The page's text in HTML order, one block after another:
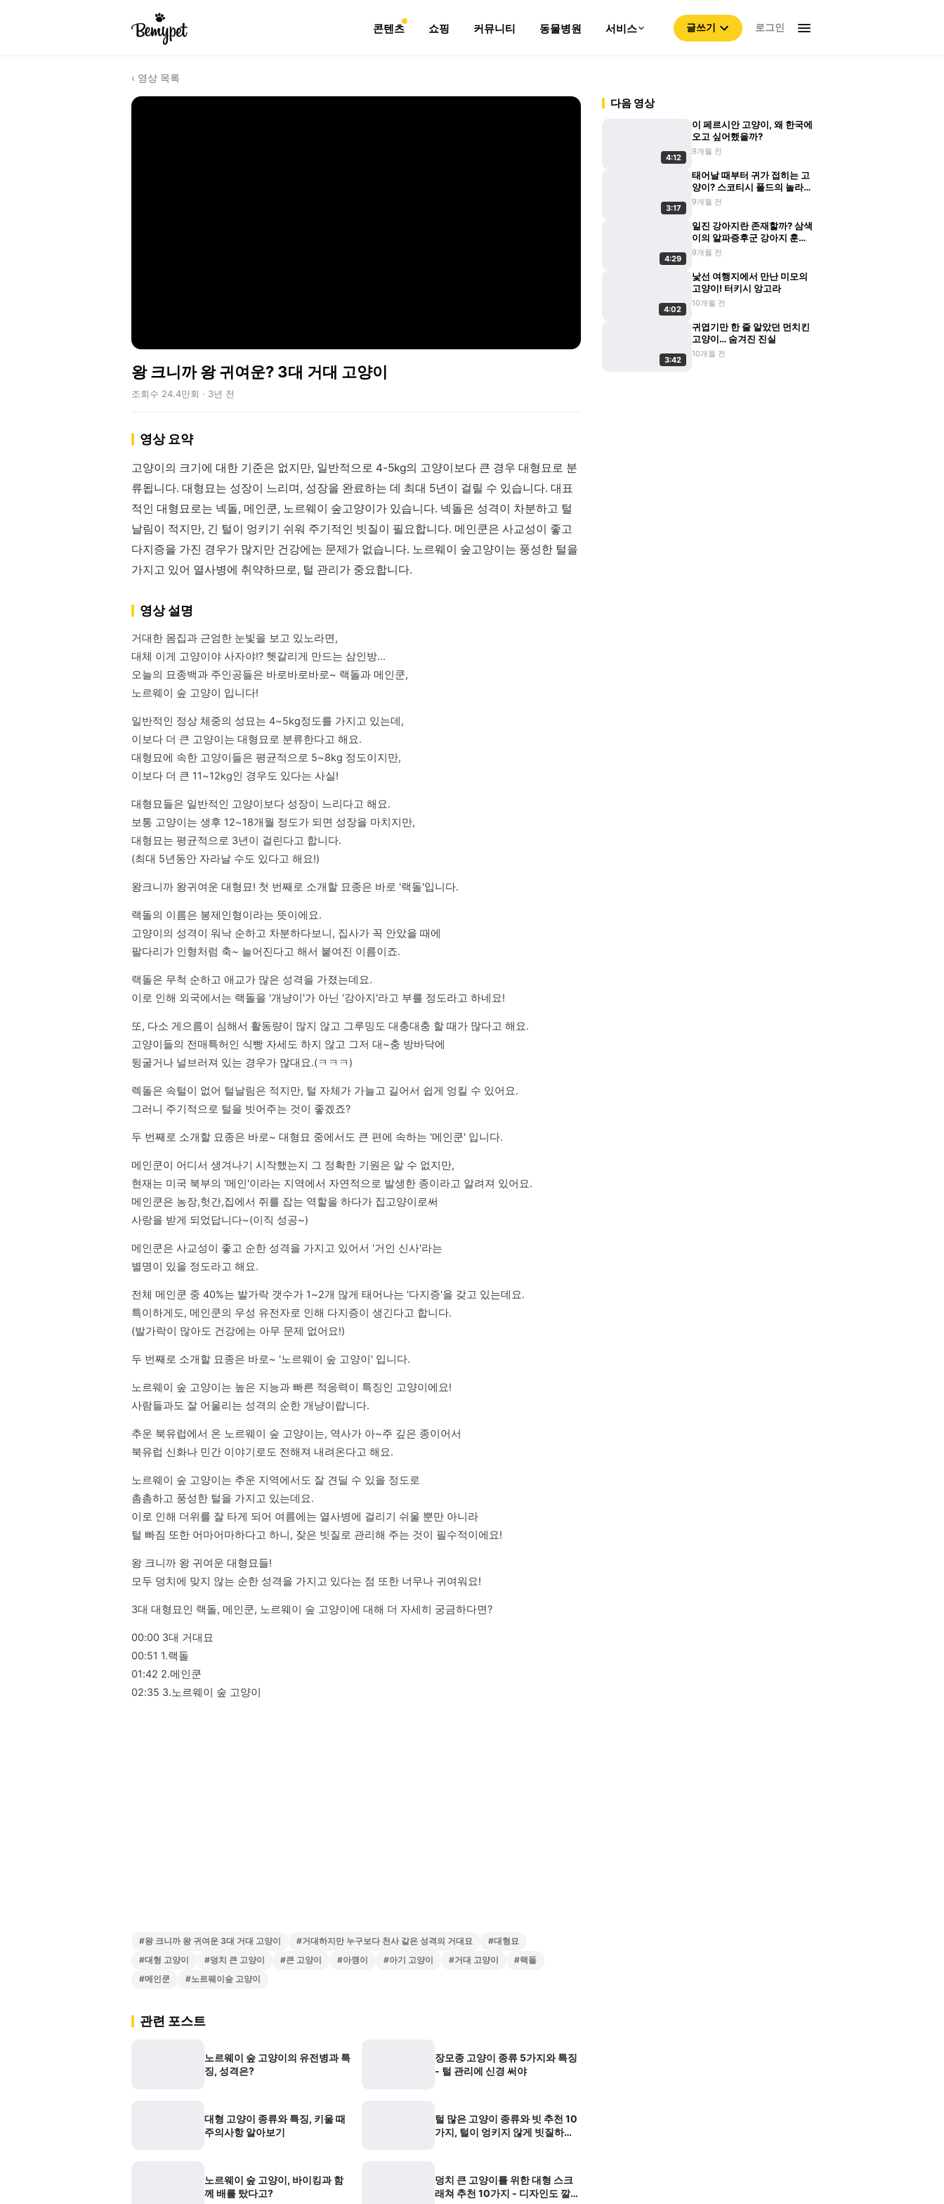
콘텐츠 쇼핑 커뮤니티 동물병원 서비스 글쓰기 로그인
‹ 영상 목록
왕 크니까 왕 귀여운? 3대 거대 고양이
조회수 24.4만회 · 3년 전
영상 요약
고양이의 크기에 대한 기준은 없지만, 일반적으로 4-5kg의 고양이보다 큰 경우 대형묘로 분
류됩니다. 대형묘는 성장이 느리며, 성장을 완료하는 데 최대 5년이 걸릴 수 있습니다. 대표
적인 대형묘로는 넥돌, 메인쿤, 노르웨이 숲고양이가 있습니다. 넥돌은 성격이 차분하고 털
날림이 적지만, 긴 털이 엉키기 쉬워 주기적인 빗질이 필요합니다. 메인쿤은 사교성이 좋고
다지증을 가진 경우가 많지만 건강에는 문제가 없습니다. 노르웨이 숲고양이는 풍성한 털을
가지고 있어 열사병에 취약하므로, 털 관리가 중요합니다.
영상 설명
거대한 몸집과 근엄한 눈빛을 보고 있노라면,
대체 이게 고양이야 사자야!? 헷갈리게 만드는 삼인방...
오늘의 묘종백과 주인공들은 바로바로바로~ 랙돌과 메인쿤,
노르웨이 숲 고양이 입니다!
일반적인 정상 체중의 성묘는 4~5kg정도를 가지고 있는데,
이보다 더 큰 고양이는 대형묘로 분류한다고 해요.
대형묘에 속한 고양이들은 평균적으로 5~8kg 정도이지만,
이보다 더 큰 11~12kg인 경우도 있다는 사실!
대형묘들은 일반적인 고양이보다 성장이 느리다고 해요.
보통 고양이는 생후 12~18개월 정도가 되면 성장을 마치지만,
대형묘는 평균적으로 3년이 걸린다고 합니다.
(최대 5년동안 자라날 수도 있다고 해요!)
왕크니까 왕귀여운 대형묘! 첫 번째로 소개할 묘종은 바로 '랙돌'입니다.
랙돌의 이름은 봉제인형이라는 뜻이에요.
고양이의 성격이 워낙 순하고 차분하다보니, 집사가 꼭 안았을 때에
팔다리가 인형처럼 축~ 늘어진다고 해서 붙여진 이름이죠.
랙돌은 무척 순하고 애교가 많은 성격을 가졌는데요.
이로 인해 외국에서는 랙돌을 '개냥이'가 아닌 '강아지'라고 부를 정도라고 하네요!
또, 다소 게으름이 심해서 활동량이 많지 않고 그루밍도 대충대충 할 때가 많다고 해요.
고양이들의 전매특허인 식빵 자세도 하지 않고 그저 대~충 방바닥에
뒹굴거나 널브러져 있는 경우가 많대요.(ㅋㅋㅋ)
렉돌은 속털이 없어 털날림은 적지만, 털 자체가 가늘고 길어서 쉽게 엉킬 수 있어요.
그러니 주기적으로 털을 빗어주는 것이 좋겠죠?
두 번째로 소개할 묘종은 바로~ 대형묘 중에서도 큰 편에 속하는 '메인쿤' 입니다.
메인쿤이 어디서 생겨나기 시작했는지 그 정확한 기원은 알 수 없지만,
현재는 미국 북부의 '메인'이라는 지역에서 자연적으로 발생한 종이라고 알려져 있어요.
메인쿤은 농장,헛간,집에서 쥐를 잡는 역할을 하다가 집고양이로써
사랑을 받게 되었답니다~(이직 성공~)
메인쿤은 사교성이 좋고 순한 성격을 가지고 있어서 '거인 신사'라는
별명이 있을 정도라고 해요.
전체 메인쿤 중 40%는 발가락 갯수가 1~2개 많게 태어나는 '다지증'을 갖고 있는데요.
특이하게도, 메인쿤의 우성 유전자로 인해 다지증이 생긴다고 합니다.
(발가락이 많아도 건강에는 아무 문제 없어요!)
두 번째로 소개할 묘종은 바로~ '노르웨이 숲 고양이' 입니다.
노르웨이 숲 고양이는 높은 지능과 빠른 적응력이 특징인 고양이에요!
사람들과도 잘 어울리는 성격의 순한 개냥이랍니다.
추운 북유럽에서 온 노르웨이 숲 고양이는, 역사가 아~주 깊은 종이어서
북유럽 신화나 민간 이야기로도 전해져 내려온다고 해요.
노르웨이 숲 고양이는 추운 지역에서도 잘 견딜 수 있을 정도로
촘촘하고 풍성한 털을 가지고 있는데요.
이로 인해 더위를 잘 타게 되어 여름에는 열사병에 걸리기 쉬울 뿐만 아니라
털 빠짐 또한 어마어마하다고 하니, 잦은 빗질로 관리해 주는 것이 필수적이에요!
왕 크니까 왕 귀여운 대형묘들!
모두 덩치에 맞지 않는 순한 성격을 가지고 있다는 점 또한 너무나 귀여워요!
3대 대형묘인 랙돌, 메인쿤, 노르웨이 숲 고양이에 대해 더 자세히 궁금하다면?
00:00 3대 거대묘
00:51 1.랙돌
01:42 2.메인쿤
02:35 3.노르웨이 숲 고양이
#왕 크니까 왕 귀여운 3대 거대 고양이 #거대하지만 누구보다 천사 같은 성격의 거대묘 #대형묘
#대형 고양이 #덩치 큰 고양이 #큰 고양이 #아깽이 #아기 고양이 #거대 고양이 #랙돌
#메인쿤 #노르웨이숲 고양이
관련 포스트
노르웨이 숲 고양이의 유전병과 특
징, 성격은?
장모종 고양이 종류 5가지와 특징
- 털 관리에 신경 써야
대형 고양이 종류와 특징, 키울 때
주의사항 알아보기
털 많은 고양이 종류와 빗 추천 10
가지, 털이 엉키지 않게 빗질하려
노르웨이 숲 고양이, 바이킹과 함
께 배를 탔다고?
덩치 큰 고양이를 위한 대형 스크
래쳐 추천 10가지 - 디자인도 깔끔
다음 영상
4:12
이 페르시안 고양이, 왜 한국에
오고 싶어했을까?
9개월 전
3:17
태어날 때부터 귀가 접히는 고
양이? 스코티시 폴드의 놀라운
비밀
9개월 전
4:29
일진 강아지란 존재할까? 삼색
이의 알파증후군 강아지 훈육
기
9개월 전
4:02
낯선 여행지에서 만난 미모의
고양이! 터키시 앙고라
10개월 전
3:42
귀엽기만 한 줄 알았던 먼치킨
고양이… 숨겨진 진실
10개월 전